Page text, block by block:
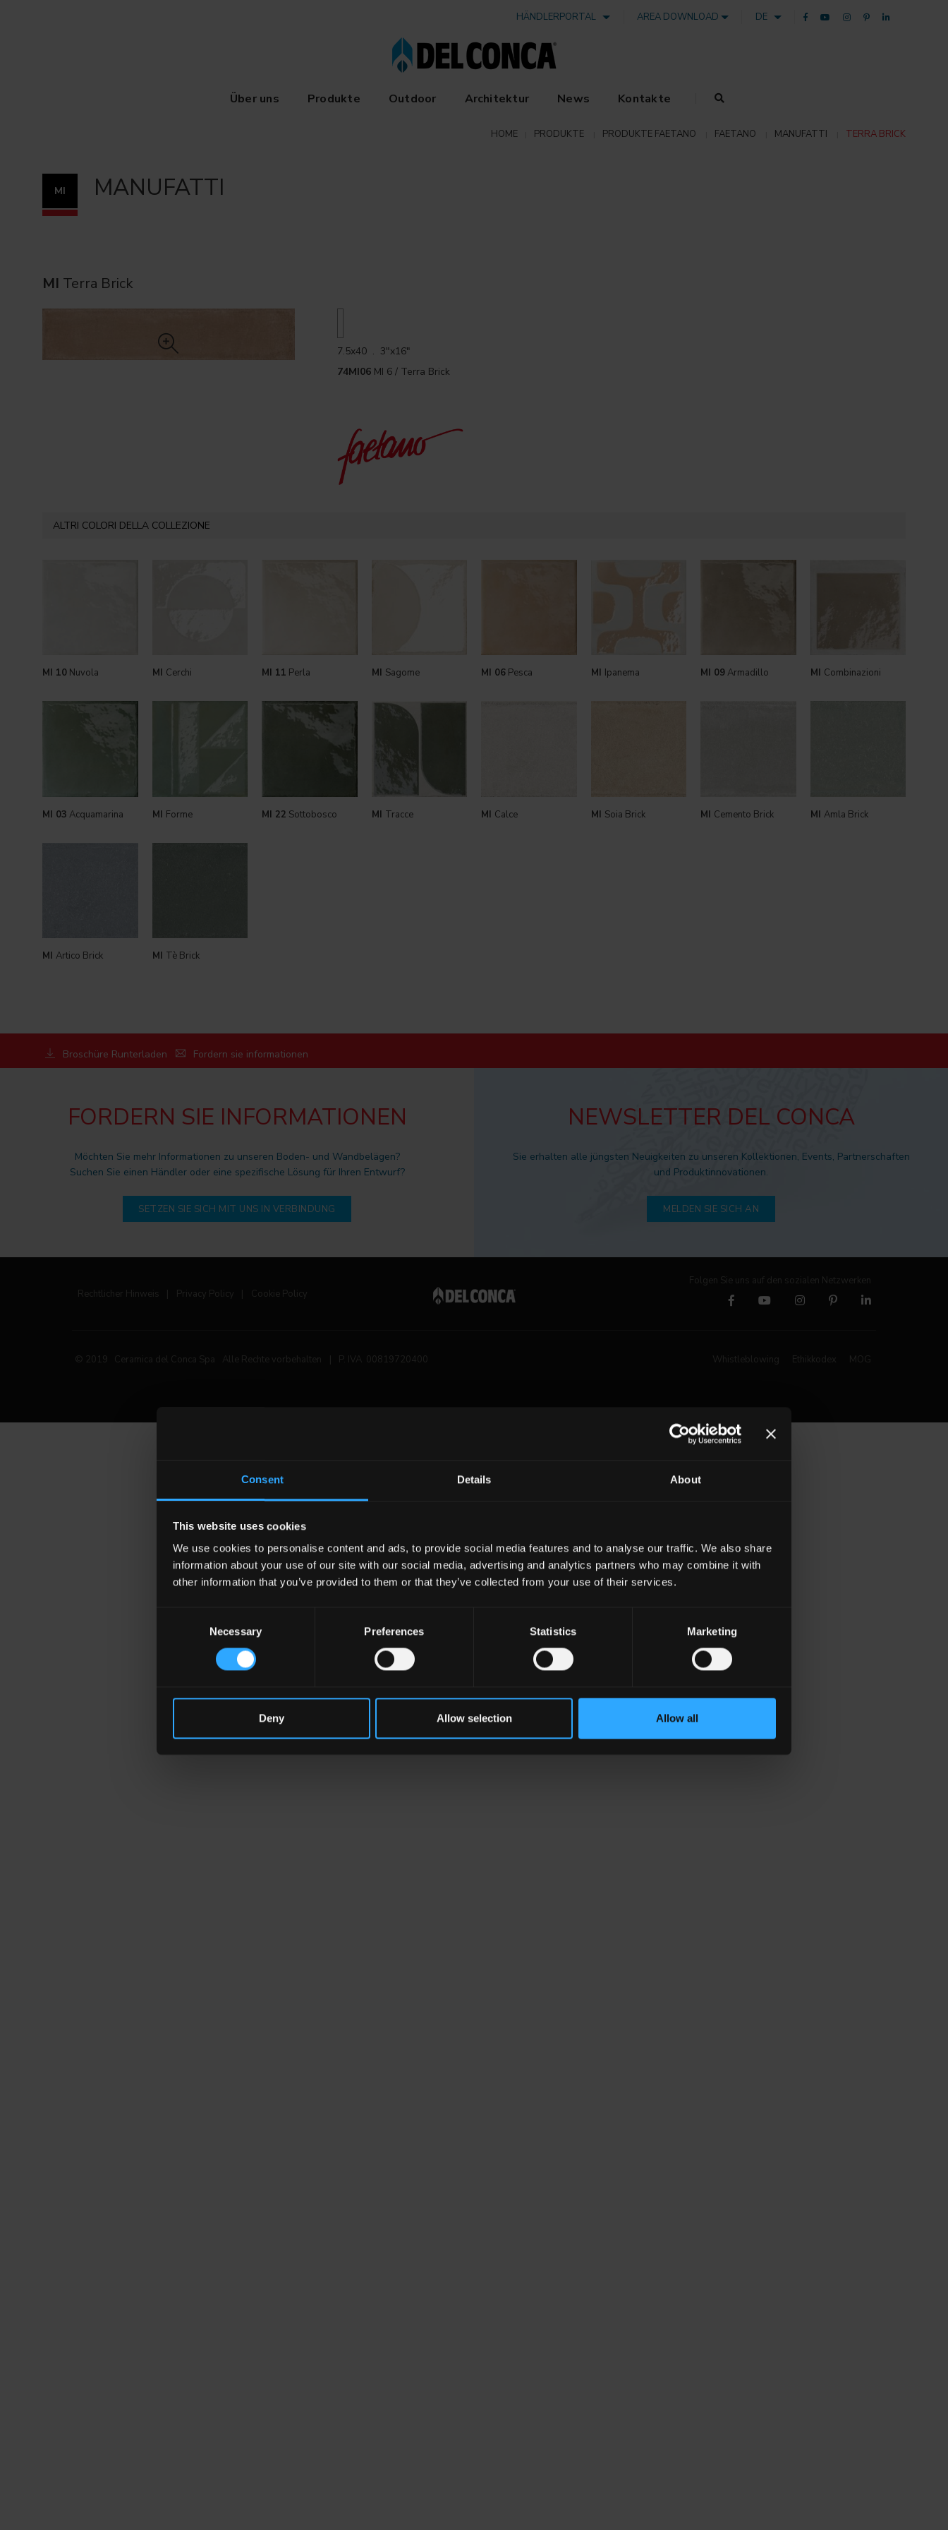
Consent Details About
This website uses cookies
We use cookies to personalise content and ads, to provide social media features and to analyse our traffic. We also share
information about your use of our site with our social media, advertising and analytics partners who may combine it with
other information that you’ve provided to them or that they’ve collected from your use of their services.
Necessary Preferences Statistics Marketing
Deny Allow selection Allow all
HÄNDLERPORTAL AREA DOWNLOAD DE
Über uns Produkte Outdoor Architektur News Kontakte
HOME PRODUKTE PRODUKTE FAETANO FAETANO MANUFATTI TERRA BRICK
MI MANUFATTI
MI Terra Brick
7.5x40 . 3"x16"
74MI06 MI 6 / Terra Brick
ALTRI COLORI DELLA COLLEZIONE
MI 10 Nuvola MI Cerchi MI 11 Perla MI Sagome MI 06 Pesca MI Ipanema MI 09Armadillo MI Combinazioni
MI 03 Acquamarina MI Forme MI 22 Sottobosco MI Tracce MI Calce MI Soia Brick MI Cemento Brick MI Amla Brick
MI Artico Brick MI Tè Brick
Broschüre Runterladen Fordern sie informationen
FORDERN SIE INFORMATIONEN
Möchten Sie mehr Informationen zu unseren Boden- und Wandbelägen?
Suchen Sie einen Händler oder eine spezifische Lösung für Ihren Entwurf?
SETZEN SIE SICH MIT UNS IN VERBINDUNG
NEWSLETTER DEL CONCA
Sie erhalten alle jüngsten Neuigkeiten zu unseren Kollektionen, Events, Partnerschaften
und Produktinnovationen.
MELDEN SIE SICH AN
Rechtlicher Hinweis Privacy Policy Cookie Policy
Folgen Sie uns auf den sozialen Netzwerken
© 2019 Ceramica del Conca Spa Alle Rechte vorbehalten P. IVA 00819720400 Whistleblowing Ethikkodex MOG